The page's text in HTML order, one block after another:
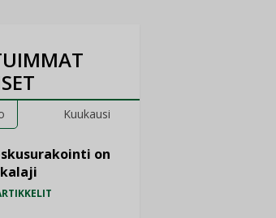
Kuukausi
on